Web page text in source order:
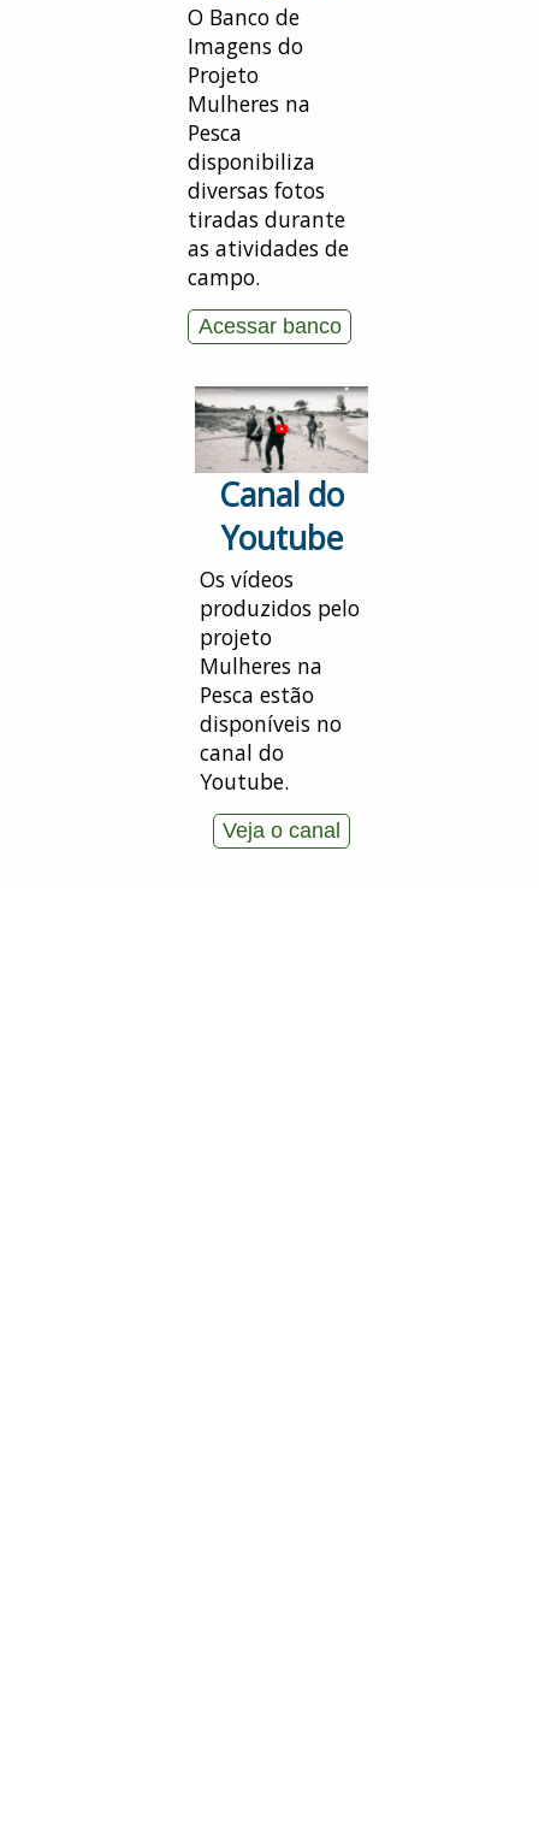
O Banco de
Imagens do
Projeto
Mulheres na
Pesca
disponibiliza
diversas fotos
tiradas durante
as atividades de
campo.
Acessar banco
Canal do
Youtube
Os vídeos
produzidos pelo
projeto
Mulheres na
Pesca estão
disponíveis no
canal do
Youtube.
Veja o canal